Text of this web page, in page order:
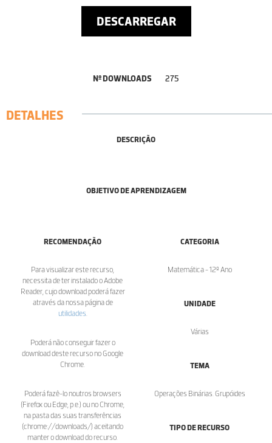
DESCARREGAR
Nº DOWNLOADS 275
DETALHES
DESCRIÇÃO
OBJETIVO DE APRENDIZAGEM
RECOMENDAÇÃO
Para visualizar este recurso,
necessita de ter instalado o Adobe
Reader, cujo download poderá fazer
através da nossa página de
utilidades.
Poderá não conseguir fazer o
download deste recurso no Google
Chrome.
Poderá fazê-lo noutros browsers
(Firefox ou Edge, p.e.) ou no Chrome,
na pasta das suas transferências
(chrome://downloads/) aceitando
manter o download do recurso.
CATEGORIA
Matemática - 12º Ano
UNIDADE
Várias
TEMA
Operações Binárias. Grupóides
TIPO DE RECURSO